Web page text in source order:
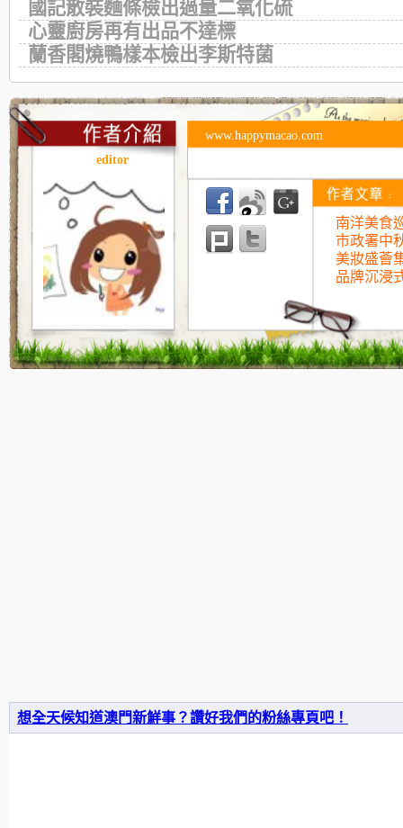
國記散裝麵條檢出過量二氧化硫
心靈廚房再有出品不達標
蘭香閣燒鴨樣本檢出李斯特菌
editor
www.happymacao.com
南洋美食
市政署中
美妝盛薈
品牌沉浸
想全天候知道澳門新鮮事？讚好我們的粉絲專頁吧！